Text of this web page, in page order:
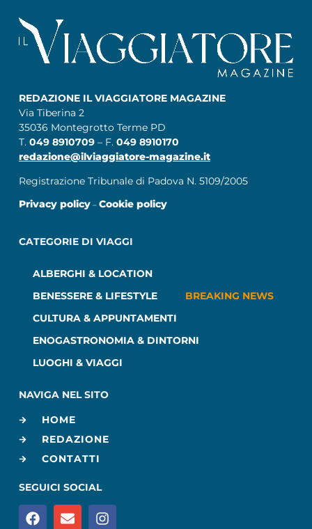
REDAZIONE IL VIAGGIATORE MAGAZINE
Via Tiberina 2
35036 Montegrotto Terme PD
T. 049 8910709 – F. 049 8910170
redazione@ilviaggiatore-magazine.it
Registrazione Tribunale di Padova N. 5109/2005
Privacy policy– Cookie policy
CATEGORIE DI VIAGGI
ALBERGHI & LOCATION
BENESSERE & LIFESTYLE
BREAKING NEWS
CULTURA & APPUNTAMENTI
ENOGASTRONOMIA & DINTORNI
LUOGHI & VIAGGI
NAVIGA NEL SITO
HOME
REDAZIONE
CONTATTI
SEGUICI SOCIAL